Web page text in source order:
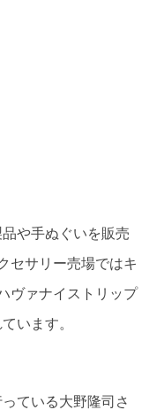
や手ぬぐいを販売
セサリー売場ではキ
ヴァナイストリップ
います。
ている大野隆司さ